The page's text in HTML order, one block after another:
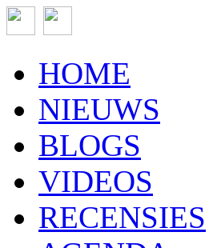
HOME
NIEUWS
BLOGS
VIDEOS
RECENSIES